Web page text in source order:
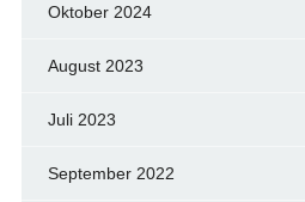
Oktober 2024
August 2023
Juli 2023
September 2022